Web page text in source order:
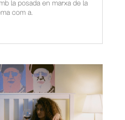
la posada en marxa de la
com a...